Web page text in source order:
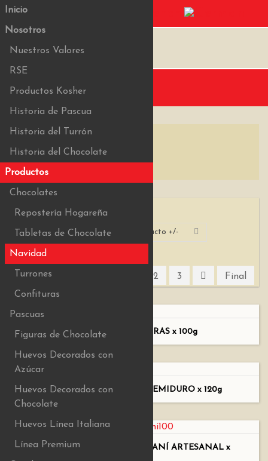
Menu
Ordenar por Categoría de producto +/-
Ver
2 3 Final
TURRÓN DE ALMENDRAS x 100g
TURRÓN DE ALMENDRAS SEMIDURO x 120g
TURRÓN SEMIBLANDO DE MANÍ ARTESANAL x
Inicio
Nosotros
Nuestros Valores
RSE
Productos Kosher
Historia de Pascua
Historia del Turrón
Historia del Chocolate
Productos
Chocolates
Repostería Hogareña
Tabletas de Chocolate
Navidad
Turrones
Confituras
Pascuas
Figuras de Chocolate
Huevos Decorados con
Azúcar
Huevos Decorados con
Chocolate
Huevos Línea Italiana
Línea Premium